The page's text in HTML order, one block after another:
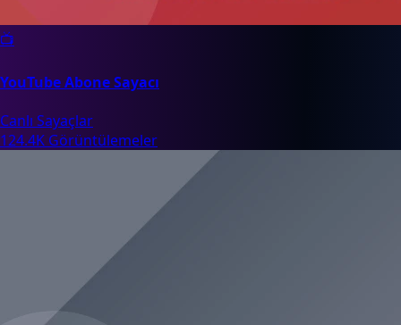
📺
YouTube Abone Sayacı
Canlı Sayaçlar
124.4K Görüntülemeler